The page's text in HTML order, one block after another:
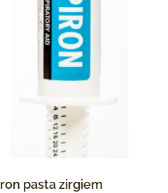
pasta zirgiem